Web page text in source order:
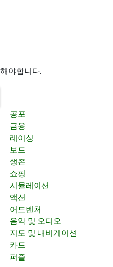
해야합니다.
공포
금융
레이싱
보드
생존
쇼핑
시뮬레이션
액션
어드벤처
음악 및 오디오
지도 및 내비게이션
카드
퍼즐